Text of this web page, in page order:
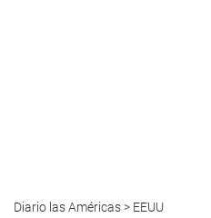
Diario las Américas> EEUU